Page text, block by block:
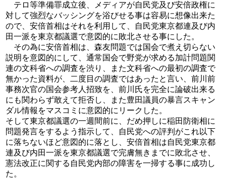
テロ等準備罪成立後、メディアが自民党及び安倍政権に
対して強烈なバッシングを浴びせる事は容易に想像出来た
ので、安倍首相はそれを利用して、自民党東京都連及び内
田一派を東京都議選で意図的に敗北させる事にした。
その為に安倍首相は、森友問題では国会で煮え切らない
説明を意図的にして、通常国会で野党が求める加計問題関
連の文科省への調査を渋り、また文科省への最初の調査で
無かった資料が、二度目の調査ではあったと言い、前川前
事務次官の国会参考人招致を、前川氏を完全に論破出来る
にも関わらず敢えて拒否し、また豊田議員の暴言スキャン
ダル情報をマスコミに意図的にリークした。
そして東京都議選の一週間前に、だめ押しに稲田防衛相に
問題発言をするよう指示して、自民党への評判がこれ以下
に落ちないほど意図的に落とし、安倍首相は自民党東京都
連及び内田一派を東京都議選で完膚無きまでに敗北させ、
憲法改正に関する自民党内部の障害を一掃する事に成功し
た。